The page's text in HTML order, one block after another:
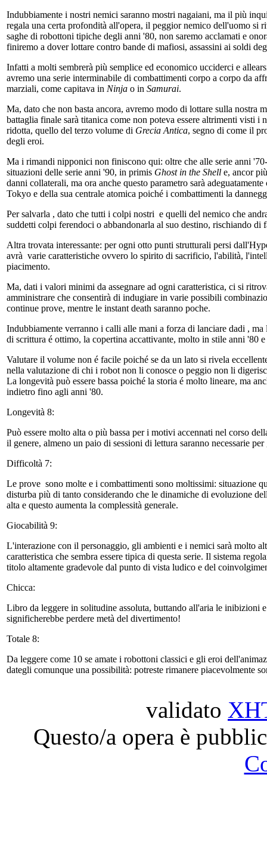
Indubbiamente i nostri nemici saranno mostri nagaiani, ma il più
regala una certa profondità all'opera, il peggior nemico dell'uomo si
saghe di robottoni tipiche degli anni '80, non saremo acclamati e
finiremo a dover lottare contro bande di mafiosi, assassini ai soldi
Infatti a molti sembrerà più semplice ed economico ucciderci e
avremo una serie interminabile di combattimenti corpo a corpo da
marziali, come capitava in Ninja o in Samurai.
Ma, dato che non basta ancora, avremo modo di lottare sulla
battaglia finale sarà titanica come non poteva essere altrimenti visti
ridotta, quello del terzo volume di Grecia Antica, segno di come il
degli eroi.
Ma i rimandi nipponici non finiscono qui: oltre che alle serie anni
situazioni delle serie anni '90, in primis Ghost in the Shell e, ancor
danni collaterali, ma ora anche questo parametro sarà
Tokyo e della sua centrale atomica poiché i combattimenti la
Per salvarla , dato che tutti i colpi nostri e quelli del nemico che
suddetti colpi ferendoci o abbandonarla al suo destino, rischiando
Altra trovata interessante: per ogni otto punti strutturali persi
avrà varie caratteristiche ovvero lo spirito di sacrificio, l'abilità,
piacimento.
Ma, dati i valori minimi da assegnare ad ogni caratteristica, ci si
amministrare che consentirà di indugiare in varie possibili
continue prove, mentre le instant death saranno poche.
Indubbiamente verranno i calli alle mani a forza di lanciare dadi ,
di scrittura é ottimo, la copertina accattivante, molto in stile anni '80
Valutare il volume non é facile poiché se da un lato si rivela
nella valutazione di chi i robot non li conosce o peggio non li
La longevità può essere bassa poiché la storia é molto lineare, ma
indietro fino agli anni '80.
Longevità 8:
Può essere molto alta o più bassa per i motivi accennati nel corso
il genere, almeno un paio di sessioni di lettura saranno necessarie
Difficoltà 7:
Le prove sono molte e i combattimenti sono moltissimi: situazione
disturba più di tanto considerando che le dinamiche di evoluzione
alta e questo aumenta la complessità generale.
Giocabilità 9:
L'interazione con il personaggio, gli ambienti e i nemici sarà molto
caratteristica che sembra essere tipica di questa serie. Il sistema
titolo altamente gradevole dal punto di vista ludico e del
Chicca:
Libro da leggere in solitudine assoluta, buttando all'aria le inibizioni
significherebbe perdere metà del divertimento!
Totale 8:
Da leggere come 10 se amate i robottoni classici e gli eroi
dategli comunque una possibilità: potreste rimanere piacevolmente
validato
Questo/a opera è